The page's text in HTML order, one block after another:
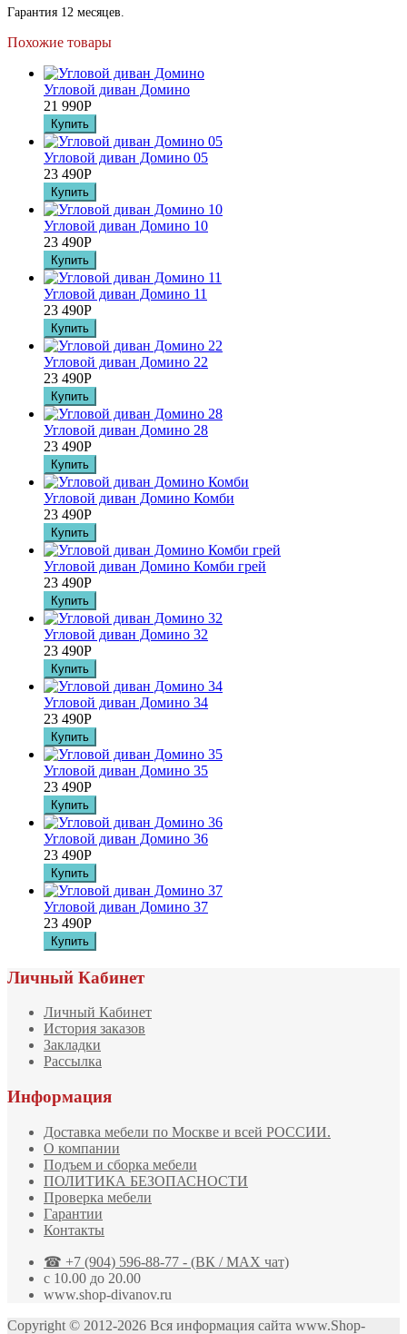
Гарантия 12 месяцев.
Похожие товары
Угловой диван Домино
21 990Р
Угловой диван Домино 05
23 490Р
Угловой диван Домино 10
23 490Р
Угловой диван Домино 11
23 490Р
Угловой диван Домино 22
23 490Р
Угловой диван Домино 28
23 490Р
Угловой диван Домино Комби
23 490Р
Угловой диван Домино Комби грей
23 490Р
Угловой диван Домино 32
23 490Р
Угловой диван Домино 34
23 490Р
Угловой диван Домино 35
23 490Р
Угловой диван Домино 36
23 490Р
Угловой диван Домино 37
23 490Р
Личный Кабинет
Личный Кабинет
История заказов
Закладки
Рассылка
Информация
Доставка мебели по Москве и всей РОССИИ.
О компании
Подъем и сборка мебели
ПОЛИТИКА БЕЗОПАСНОСТИ
Проверка мебели
Гарантии
Контакты
☎ +7 (904) 596-88-77 - (ВК / MAX чат)
с 10.00 до 20.00
www.shop-divanov.ru
Copyright © 2012-2026 Вся информация сайта www.Shop-